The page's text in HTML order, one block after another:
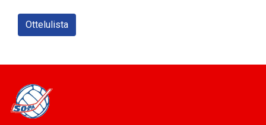
Ottelulista